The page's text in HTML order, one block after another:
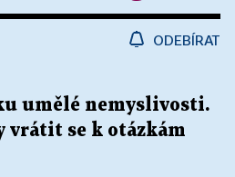
ODEBÍRAT
umělé nemyslivosti.
vrátit se k otázkám